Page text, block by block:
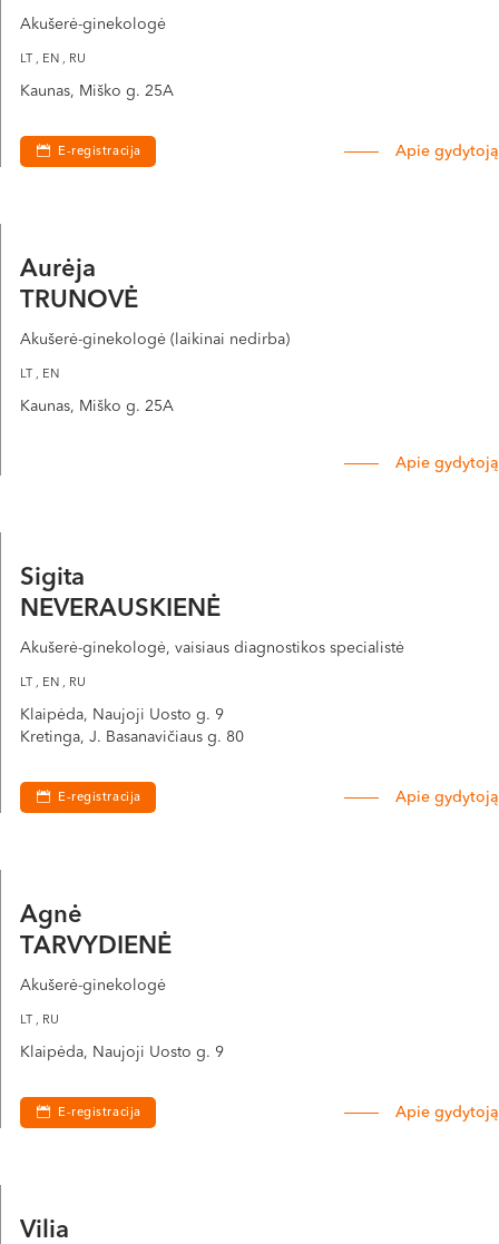
Akušerė-ginekologė
LT , EN , RU
Kaunas, Miško g. 25A
E-registracija Apie gydytoją
Aurėja
TRUNOVĖ
Akušerė-ginekologė (laikinai nedirba)
LT , EN
Kaunas, Miško g. 25A
Apie gydytoją
Sigita
NEVERAUSKIENĖ
Akušerė-ginekologė, vaisiaus diagnostikos specialistė
LT , EN , RU
Klaipėda, Naujoji Uosto g. 9
Kretinga, J. Basanavičiaus g. 80
E-registracija Apie gydytoją
Agnė
TARVYDIENĖ
Akušerė-ginekologė
LT , RU
Klaipėda, Naujoji Uosto g. 9
E-registracija Apie gydytoją
Vilia